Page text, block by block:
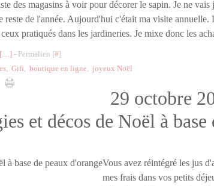
des magasins à voir pour décorer le sapin. Je ne vais
reste de l'année. Aujourd'hui c'était ma visite annuelle.
pratiqués dans les jardineries. Je mixe donc les
…] - Permalien [#]
, Gifi, boutique en ligne, joyeux Noël
29 octobre
et décos de Noël à base
Vous avez réintégré les jus
mes frais dans vos petits